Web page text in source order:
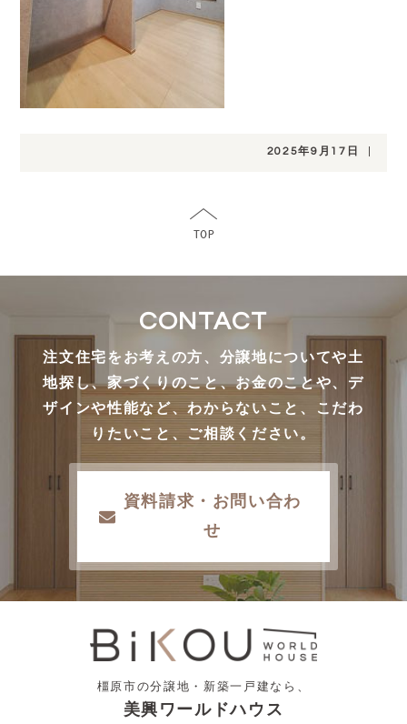
2025年9月17日
CONTACT
注文住宅をお考えの方、分譲地についてや土
地探し、家づくりのこと、お金のことや、デ
ザインや性能など、わからないこと、こだわ
りたいこと、ご相談ください。
資料請求・お問い合わ
せ
橿原市の分譲地・新築一戸建なら、
美興ワールドハウス